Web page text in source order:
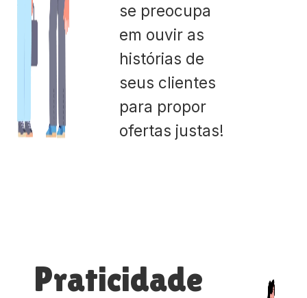
se preocupa
em ouvir as
histórias de
seus clientes
para propor
ofertas justas!
Praticidade